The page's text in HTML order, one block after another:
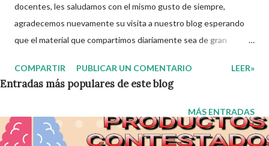
docentes, les saludamos con el mismo gusto de siempre,
agradecemos nuevamente su visita a nuestro blog esperando
que el material que compartimos diariamente sea de gran
llamada Bandera Nacional de los Estados Unidos Mexicanos, es
uno de los tres símbolos patrios establecidos por la ley en dicho
país, junto con el escudo y el himno nacional.El 24 de Febrero fue
establecido el día de la bandera por el presidente Lázaro
Cárdenas en 1940. También agradecemos a los creadores de los
COMPARTIR PUBLICAR UN COMENTARIO LEER»
MÁS ENTRADAS
Entradas más populares de este blog